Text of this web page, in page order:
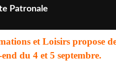
Patronale
et Loisirs propose
du 4 et 5 septembre.